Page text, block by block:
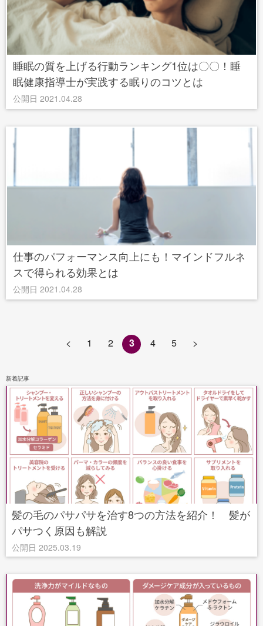
睡眠の質を上げる行動ランキング1位は〇〇！睡
眠健康指導士が実践する眠りのコツとは
公開日 2021.04.28
仕事のパフォーマンス向上にも！マインドフルネ
スで得られる効果とは
公開日 2021.04.28
< 1 2 3 4 5 >
新着記事
髪の毛のパサパサを治す8つの方法を紹介！ 髪が
パサつく原因も解説
公開日 2025.03.19